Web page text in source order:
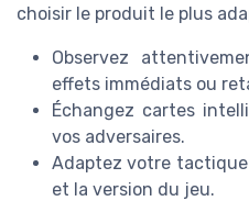
choisir le produit le plus
Observez
effets immédiats ou
Échangez cartes
vos adversaires.
Adaptez votre
et la version du jeu.